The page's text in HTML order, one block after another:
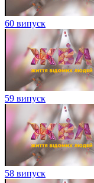
60 випуск
59 випуск
58 випуск